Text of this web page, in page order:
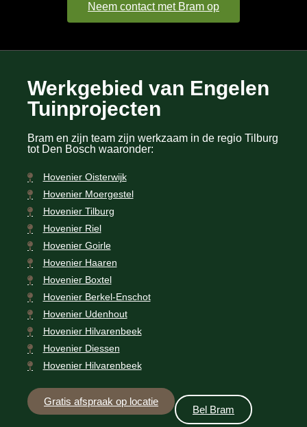
Neem contact met Bram op
Werkgebied van Engelen
Tuinprojecten
Bram en zijn team zijn werkzaam in de regio Tilburg
tot Den Bosch waaronder:
Hovenier Oisterwijk
Hovenier Moergestel
Hovenier Tilburg
Hovenier Riel
Hovenier Goirle
Hovenier Haaren
Hovenier Boxtel
Hovenier Berkel-Enschot
Hovenier Udenhout
Hovenier Hilvarenbeek
Hovenier Diessen
Hovenier Hilvarenbeek
Gratis afspraak op locatie
Bel Bram